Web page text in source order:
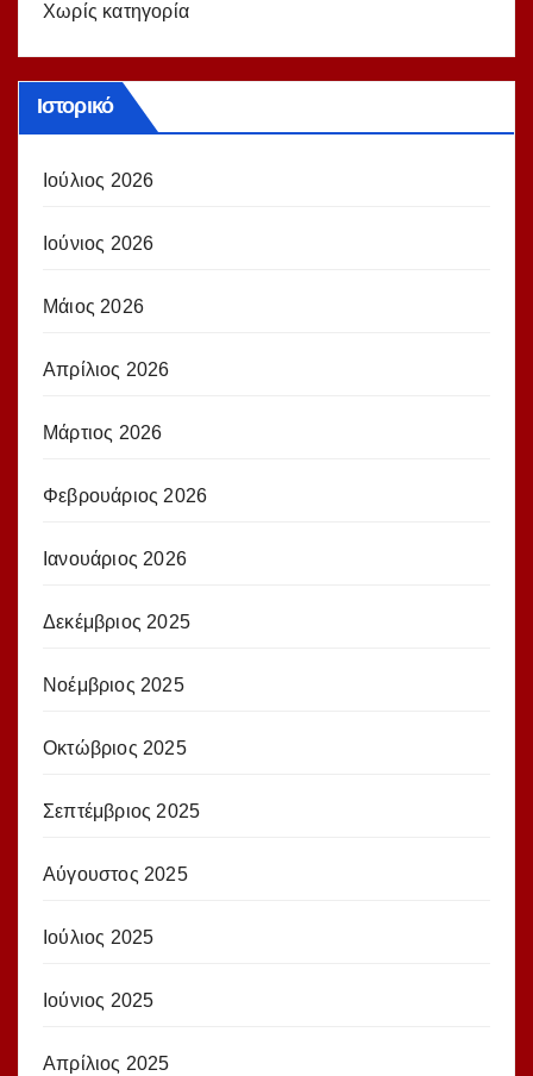
Χωρίς κατηγορία
Ιστορικό
Ιούλιος 2026
Ιούνιος 2026
Μάιος 2026
Απρίλιος 2026
Μάρτιος 2026
Φεβρουάριος 2026
Ιανουάριος 2026
Δεκέμβριος 2025
Νοέμβριος 2025
Οκτώβριος 2025
Σεπτέμβριος 2025
Αύγουστος 2025
Ιούλιος 2025
Ιούνιος 2025
Απρίλιος 2025